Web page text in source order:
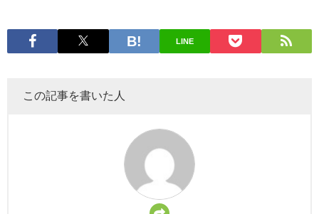
LINE
この記事を書いた人